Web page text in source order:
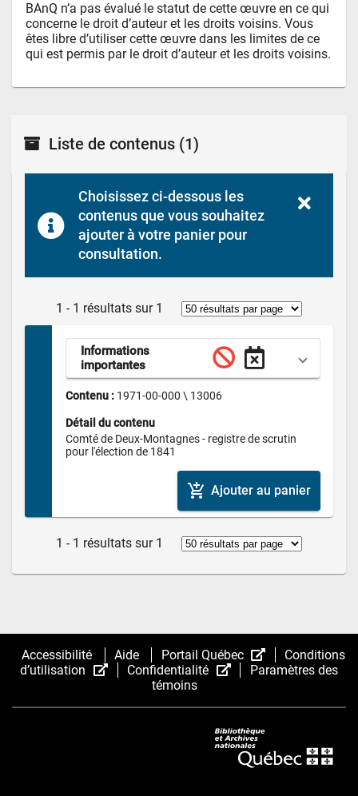
BAnQ n’a pas évalué le statut de cette œuvre en ce qui
concerne le droit d’auteur et les droits voisins. Vous
êtes libre d’utiliser cette œuvre dans les limites de ce
qui est permis par le droit d’auteur et les droits voisins.
Liste de contenus (1)
Choisissez ci-dessous les
contenus que vous souhaitez
ajouter à votre panier pour
consultation.
1 - 1 résultats sur 1
Informations
importantes
Contenu : 1971-00-000 \ 13006
Détail du contenu
Comté de Deux-Montagnes - registre de scrutin
pour l'élection de 1841
add_shopping_cart Ajouter au panier
1 - 1 résultats sur 1
Accessibilité Aide Portail Québec
(Cet
hyperlien
nouvelle
fenêtre.)
Conditions
d’utilisation
(Cet
hyperlien
Confidentialité
(Cet
une
nouvelle
fenêtre.)
Paramètres des
témoins